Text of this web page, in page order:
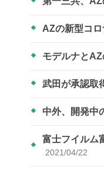
AZの新型コ
モデルナと
武田が承認取
中外、開発中
富士フイルム
2021/04/22